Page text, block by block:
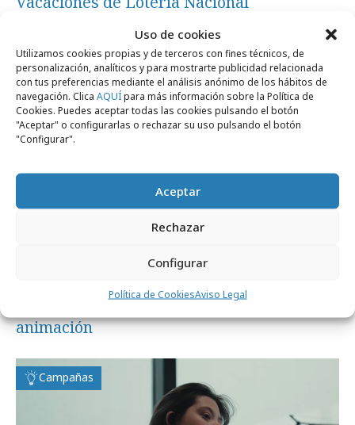
Uso de cookies
Utilizamos cookies propias y de terceros con fines técnicos, de
personalización, analíticos y para mostrarte publicidad relacionada
con tus preferencias mediante el análisis anónimo de los hábitos de
navegación. Clica AQUÍpara más información sobre la Política de
Cookies. Puedes aceptar todas las cookies pulsando el botón
"Aceptar" o configurarlas o rechazar su uso pulsando el botón
"Configurar".
Aceptar
Rechazar
Configurar
Política de CookiesAviso Legal
Campañas
leyendas aborígenes en cortos de
animación
Campañas